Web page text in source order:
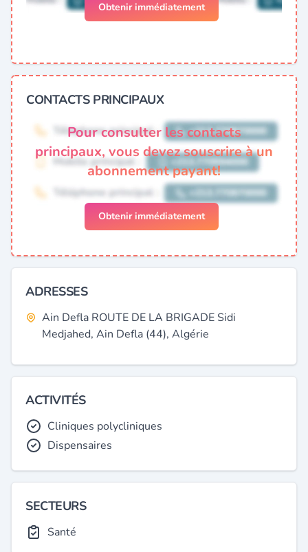
Obtenir immédiatement
CONTACTS PRINCIPAUX
Pour consulter les contacts
principaux, vous devez souscrire à un
abonnement payant!
Obtenir immédiatement
ADRESSES
Ain Defla ROUTE DE LA BRIGADE Sidi
Medjahed, Ain Defla (44), Algérie
ACTIVITÉS
Cliniques polycliniques
Dispensaires
SECTEURS
Santé